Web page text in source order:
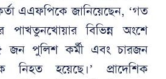
এএফপিকে জানিয়েছেন, ‘গত
পাখতুনখোয়ার বিভিন্ন অংশে
জন পুলিশ কর্মী এবং চারজন
নিহত হয়েছে।’ প্রাদেশিক